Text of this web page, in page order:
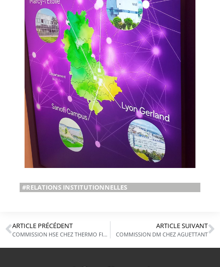
#RELATIONS INSTITUTIONNELLES
ARTICLE PRÉCÉDENT
COMMISSION HSE CHEZ THERMO FISHER
ARTICLE SUIVANT
COMMISSION DM CHEZ AGUETTANT